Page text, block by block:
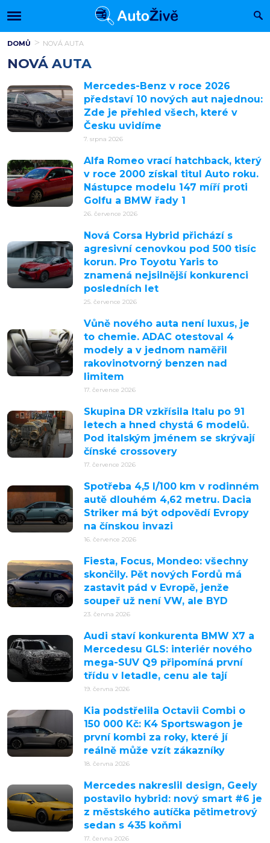
DOMŮ NOVÁ AUTA
NOVÁ AUTA
Mercedes-Benz v roce 2026
představí 10 nových aut najednou:
Zde je přehled všech, které v
Česku uvidíme
7. srpna 2026
Alfa Romeo vrací hatchback, který
v roce 2000 získal titul Auto roku.
Nástupce modelu 147 míří proti
Golfu a BMW řady 1
26. července 2026
Nová Corsa Hybrid přichází s
agresivní cenovkou pod 500 tisíc
korun. Pro Toyotu Yaris to
znamená nejsilnější konkurenci
posledních let
25. července 2026
Vůně nového auta není luxus, je
to chemie. ADAC otestoval 4
modely a v jednom naměřil
rakovinotvorný benzen nad
limitem
17. července 2026
Skupina DR vzkřísila Italu po 91
letech a hned chystá 6 modelů.
Pod italským jménem se skrývají
čínské crossovery
17. července 2026
Spotřeba 4,5 l/100 km v rodinném
autě dlouhém 4,62 metru. Dacia
Striker má být odpovědí Evropy
na čínskou invazi
16. července 2026
Fiesta, Focus, Mondeo: všechny
skončily. Pět nových Fordů má
zastavit pád v Evropě, jenže
soupeř už není VW, ale BYD
23. června 2026
Audi staví konkurenta BMW X7 a
Mercedesu GLS: interiér nového
mega-SUV Q9 připomíná první
třídu v letadle, cenu ale tají
19. června 2026
Kia podstřelila Octavii Combi o
150 000 Kč: K4 Sportswagon je
první kombi za roky, které jí
reálně může vzít zákazníky
18. června 2026
Mercedes nakreslil design, Geely
postavilo hybrid: nový smart #6 je
z městského autíčka pětimetrový
sedan s 435 koňmi
17. června 2026